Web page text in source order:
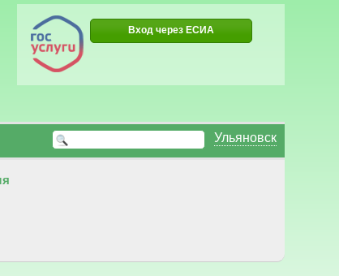
Вход через ЕСИА
Ульяновск